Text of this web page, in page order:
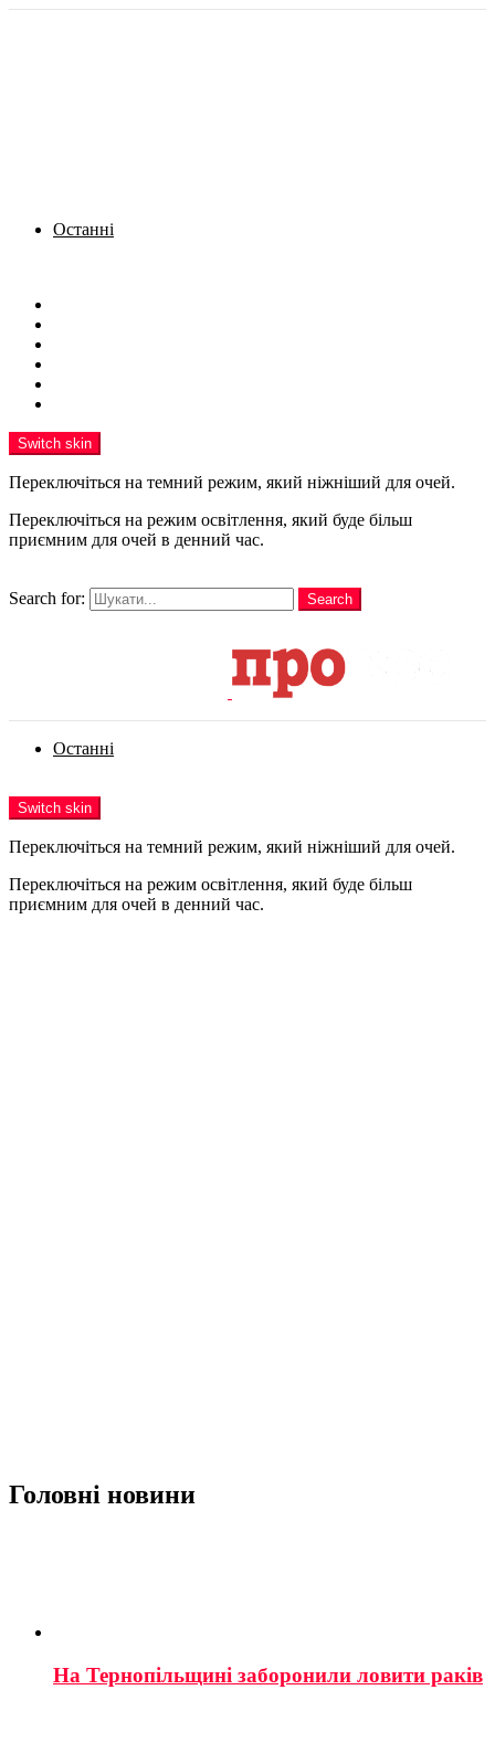
Останні
Switch skin
Переключіться на темний режим, який ніжніший для очей.
Переключіться на режим освітлення, який буде більш
приємним для очей в денний час.
Search for:
Search
Останні
Switch skin
Переключіться на темний режим, який ніжніший для очей.
Переключіться на режим освітлення, який буде більш
приємним для очей в денний час.
Головні новини
На Тернопільщині заборонили ловити раків